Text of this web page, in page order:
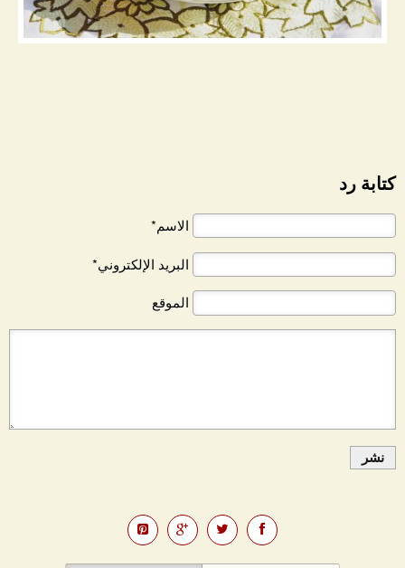
كتابة رد
الاسم*
البريد الإلكتروني*
الموقع
نشر